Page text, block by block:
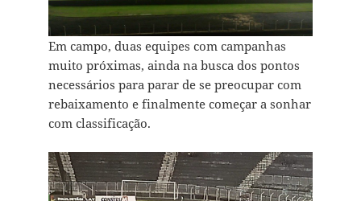
Em campo, duas equipes com campanhas
muito próximas, ainda na busca dos pontos
necessários para parar de se preocupar com
rebaixamento e finalmente começar a sonhar
com classificação.